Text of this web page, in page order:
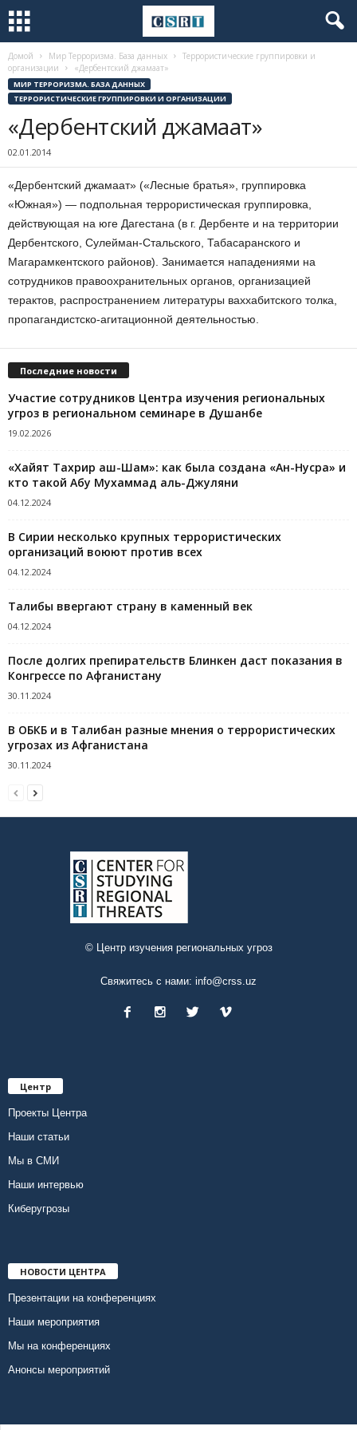
Домой Мир Терроризма. База данных
Террористические группировки и
организации
«Дербентский джамаат»
МИР ТЕРРОРИЗМА. БАЗА ДАННЫХ
ТЕРРОРИСТИЧЕСКИЕ ГРУППИРОВКИ И ОРГАНИЗАЦИИ
«Дербентский джамаат»
02.01.2014
«Дербентский джамаат» («Лесные братья», группировка
«Южная») — подпольная террористическая группировка,
действующая на юге Дагестана (в г. Дербенте и на территории
Дербентского, Сулейман-Стальского, Табасаранского и
Магарамкентского районов). Занимается нападениями на
сотрудников правоохранительных органов, организацией
терактов, распространением литературы ваххабитского толка,
пропагандистско-агитационной деятельностью.
Последние новости
Участие сотрудников Центра изучения региональных
угроз в региональном семинаре в Душанбе
19.02.2026
«Хайят Тахрир аш-Шам»: как была создана «Ан-Нусра» и
кто такой Абу Мухаммад аль-Джуляни
04.12.2024
В Сирии несколько крупных террористических
организаций воюют против всех
04.12.2024
Талибы ввергают страну в каменный век
04.12.2024
После долгих препирательств Блинкен даст показания в
Конгрессе по Афганистану
30.11.2024
В ОБКБ и в Талибан разные мнения о террористических
угрозах из Афганистана
30.11.2024
© Центр изучения региональных угроз
Свяжитесь с нами: info@crss.uz
Центр
Проекты Центра
Наши статьи
Мы в СМИ
Наши интервью
Киберугрозы
НОВОСТИ ЦЕНТРА
Презентации на конференциях
Наши мероприятия
Мы на конференциях
Анонсы мероприятий